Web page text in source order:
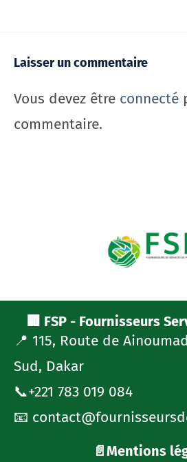
Laisser un commentaire
Vous devez être connecté
commentaire.
🏢 FSP - Fournisseurs
📍 115, Route de
Sud, Dakar
📞+221 783 019 084
📧
📄Mentions